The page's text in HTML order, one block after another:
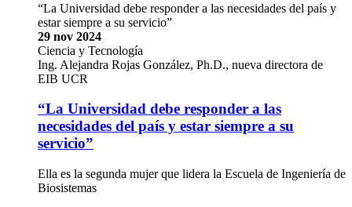
“La Universidad debe responder a las necesidades del país y
estar siempre a su servicio”
29 nov 2024
Ciencia y Tecnología
Ing. Alejandra Rojas González, Ph.D., nueva directora de
EIB UCR
“La Universidad debe responder a las
necesidades del país y estar siempre a su
servicio”
Ella es la segunda mujer que lidera la Escuela de Ingeniería de
Biosistemas